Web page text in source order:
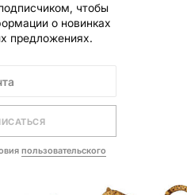
чтобы
о новинках
предложениях.
пользовательского